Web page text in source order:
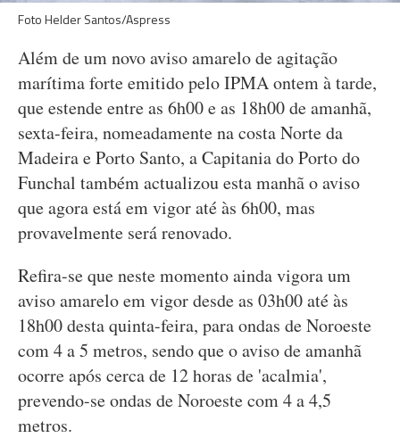
Foto Helder Santos/Aspress
Além de um novo aviso amarelo de agitação
marítima forte emitido pelo IPMA ontem à tarde,
que estende entre as 6h00 e as 18h00 de amanhã,
sexta-feira, nomeadamente na costa Norte da
Madeira e Porto Santo, a Capitania do Porto do
Funchal também actualizou esta manhã o aviso
que agora está em vigor até às 6h00, mas
provavelmente será renovado.
Refira-se que neste momento ainda vigora um
aviso amarelo em vigor desde as 03h00 até às
18h00 desta quinta-feira, para ondas de Noroeste
com 4 a 5 metros, sendo que o aviso de amanhã
ocorre após cerca de 12 horas de 'acalmia',
prevendo-se ondas de Noroeste com 4 a 4,5
metros.